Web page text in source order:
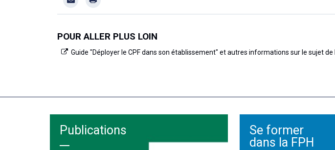
POUR ALLER PLUS LOIN
Guide "Déployer le CPF dans son établissement" et autres informations sur le sujet de
Publications
Se former
dans la FPH